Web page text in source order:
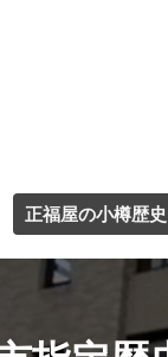
正福屋の小樽歴